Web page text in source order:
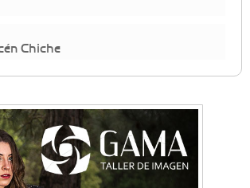
Chiche
personal
Alejandro Sánchez